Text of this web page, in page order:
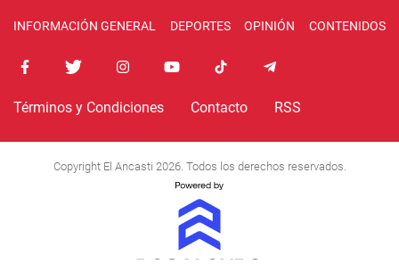
INFORMACIÓN GENERAL DEPORTES OPINIÓN CONTENIDOS
Términos y Condiciones Contacto RSS
Copyright El Ancasti 2026. Todos los derechos reservados.